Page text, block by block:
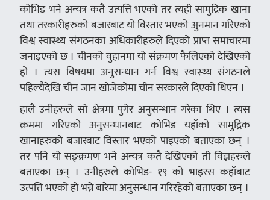
कोभिड भने अन्यत्र कतै उत्पत्ति भएको तर त्यही सामुद्रिक खाना
तथा तरकारीहरुको बजारबाट यो विस्तार भएको अुनमान गरिएको
विश्व स्वास्थ्य संगठनका अधिकारीहरुले दिएको प्राप्त समाचारमा
जनाइएको छ । चीनको वुहानमा यो संक्रमण फैलिएको देखिएको
हो । त्यस विषयमा अनुसन्धान गर्न विश्व स्वास्थ्य संगठनले
पहिल्यैदेखि चीन जान खोजेकोमा चीन सरकारले दिएको थिएन ।
हालै उनीहरुले सो क्षेत्रमा पुगेर अनुसन्धान गरेका थिए । त्यस
क्रममा गरिएको अनुसन्धानबाट कोभिड यहाँको सामुद्रिक
खानाहरुको बजारबाट विस्तार भएको पाइएको बताएका छन् ।
तर पनि यो सङ्क्रमण भने अन्यत्र कतै देखिएको ती विज्ञहरुले
बताएका छन् । उनीहरुले कोभिड- १९ को भाइरस कहाँबाट
उत्पत्ति भएको हो भन्ने बारेमा अनुसन्धान गरिरहेको बताएका छन् ।